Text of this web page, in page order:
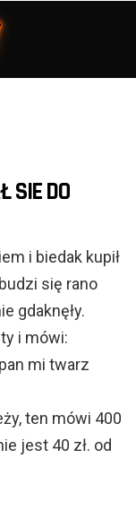
SIE DO
i biedak kupił
się rano
gdaknęły.
i mówi:
mi twarz
ten mówi 400
jest 40 zł. od